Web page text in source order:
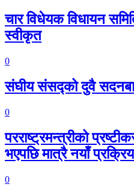
चार विधेयक विधायन
स्वीकृत
0
संघीय संसद्को दुवै
0
परराष्ट्रमन्त्रीको
भएपछि मात्रै नयाँ
0